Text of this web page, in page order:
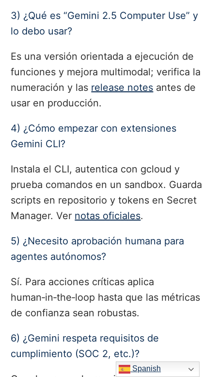
3) ¿Qué es “Gemini 2.5 Computer Use” y
lo debo usar?
Es una versión orientada a ejecución de
funciones y mejora multimodal; verifica la
numeración y las release notes antes de
usar en producción.
4) ¿Cómo empezar con extensiones
Gemini CLI?
Instala el CLI, autentica con gcloud y
prueba comandos en un sandbox. Guarda
scripts en repositorio y tokens en Secret
Manager. Ver notas oficiales.
5) ¿Necesito aprobación humana para
agentes autónomos?
Sí. Para acciones críticas aplica
human‑in‑the‑loop hasta que las métricas
de confianza sean robustas.
6) ¿Gemini respeta requisitos de
cumplimiento (SOC 2, etc.)?
Spanish